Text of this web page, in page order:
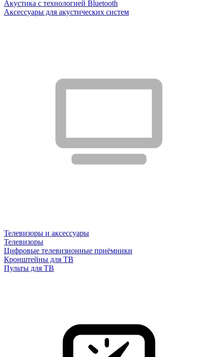
Акустика с технологией Bluetooth
Аксессуары для акустических систем
Телевизоры и аксессуары
Телевизоры
Цифровые телевизионные приёмники
Кронштейны для ТВ
Пульты для ТВ